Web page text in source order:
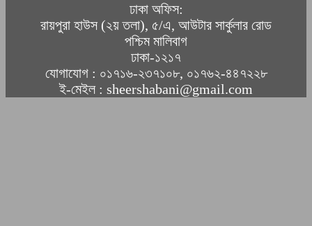
ঢাকা অফিস:
রায়পুরা হাউস (২য় তলা), ৫/এ, আউটার সার্কুলার রোড
পশ্চিম মালিবাগ
ঢাকা-১২১৭
যোগাযোগ : ০১৭১৬-২৩৭১০৮, ০১৭৬২-৪৪৭২২৮
ই-মেইল : sheershabani@gmail.com